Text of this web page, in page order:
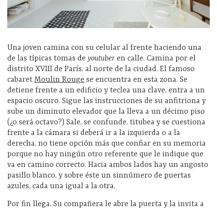
Una joven camina con su celular al frente haciendo una
de las típicas tomas de youtuber en calle. Camina por el
distrito XVIII de París, al norte de la ciudad. El famoso
cabaret Moulin Rouge se encuentra en esta zona. Se
detiene frente a un edificio y teclea una clave, entra a un
espacio oscuro. Sigue las instrucciones de su anfitriona y
sube un diminuto elevador que la lleva a un décimo piso
(¿o será octavo?) Sale, se confunde, titubea y se cuestiona
frente a la cámara si deberá ir a la izquierda o a la
derecha, no tiene opción más que confiar en su memoria
porque no hay ningún otro referente que le indique que
va en camino correcto. Hacia ambos lados hay un angosto
pasillo blanco, y sobre éste un sinnúmero de puertas
azules, cada una igual a la otra.
Por fin llega. Su compañera le abre la puerta y la invita a